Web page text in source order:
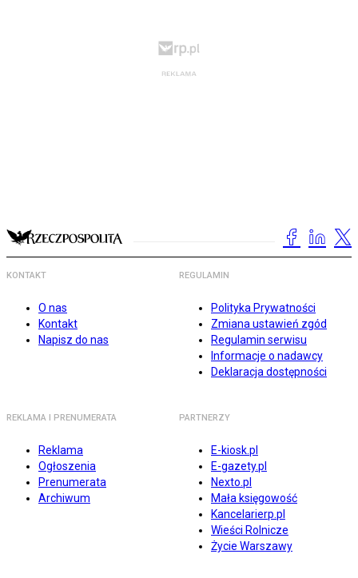
KONTAKT
O nas
Kontakt
Napisz do nas
REGULAMIN
Polityka Prywatności
Zmiana ustawień zgód
Regulamin serwisu
Informacje o nadawcy
Deklaracja dostępności
REKLAMA I PRENUMERATA
Reklama
Ogłoszenia
Prenumerata
Archiwum
PARTNERZY
E-kiosk.pl
E-gazety.pl
Nexto.pl
Mała księgowość
Kancelarierp.pl
Wieści Rolnicze
Życie Warszawy